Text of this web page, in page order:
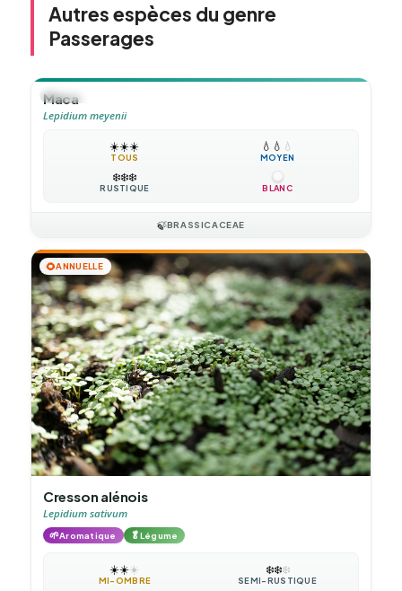
Autres espèces du genre
Passerages
🪴VIVACE
Maca
Lepidium meyenii
☀️☀️☀️
TOUS
💧 💧 💧
MOYEN
❄️❄️❄️
RUSTIQUE BLANC
🍃BRASSICACEAE
🌻ANNUELLE
Cresson alénois
Lepidium sativum
🌱Aromatique 🥬Légume
☀️☀️☀️
MI-OMBRE
❄️❄️❄️
SEMI-RUSTIQUE